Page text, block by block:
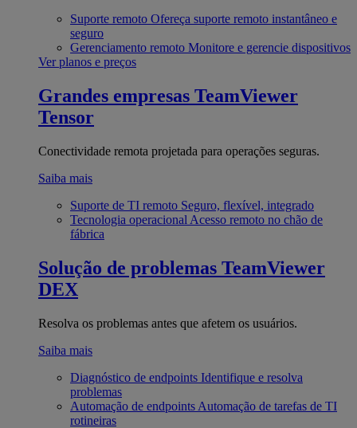
Suporte remoto Ofereça suporte remoto instantâneo e
seguro
Gerenciamento remoto Monitore e gerencie dispositivos
Ver planos e preços
Grandes empresas TeamViewer
Tensor
Conectividade remota projetada para operações seguras.
Saiba mais
Suporte de TI remoto Seguro, flexível, integrado
Tecnologia operacional Acesso remoto no chão de
fábrica
Solução de problemas TeamViewer
DEX
Resolva os problemas antes que afetem os usuários.
Saiba mais
Diagnóstico de endpoints Identifique e resolva
problemas
Automação de endpoints Automação de tarefas de TI
rotineiras